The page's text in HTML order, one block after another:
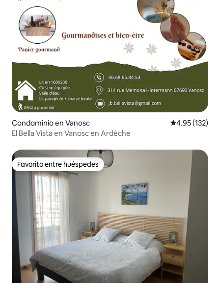
Condominio en Vanosc Calificación
4.95 (132)
El Bella Vista en Vanosc en Ardèche
Favorito entre huéspedes
Favorito entre huéspedes